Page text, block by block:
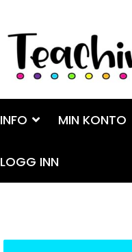
Hopp
navigasjon
Hopp
innhold
INFO MIN KONTO
LOGG INN